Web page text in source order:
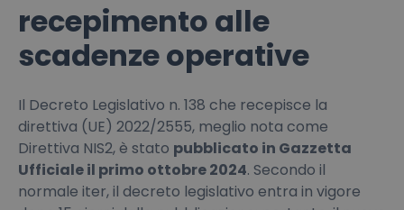
recepimento alle
scadenze operative
Il Decreto Legislativo n. 138 che recepisce la
direttiva (UE) 2022/2555, meglio nota come
Direttiva NIS2, è stato pubblicato in Gazzetta
Ufficiale il primo ottobre 2024. Secondo il
normale iter, il decreto legislativo entra in vigore